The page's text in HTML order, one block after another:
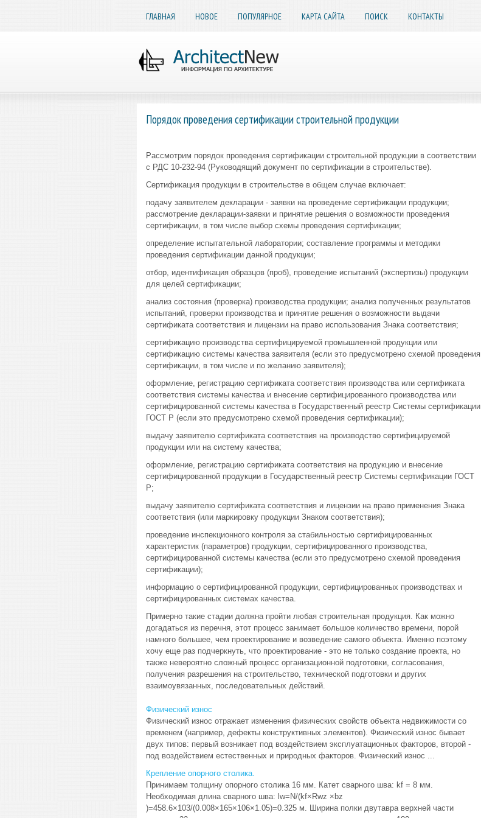
ГЛАВНАЯ НОВОЕ ПОПУЛЯРНОЕ КАРТА САЙТА ПОИСК КОНТАКТЫ
Порядок проведения сертификации строительной продукции
Рассмотрим порядок проведения сертификации строительной продукции в соответствии
с РДС 10-232-94 (Руководящий документ по сертификации в строительстве).
Сертификация продукции в строительстве в общем случае включает:
подачу заявителем декларации - заявки на проведение сертификации продукции;
рассмотрение декларации-заявки и принятие решения о возможности проведения
сертификации, в том числе выбор схемы проведения сертификации;
определение испытательной лаборатории; составление программы и методики
проведения сертификации данной продукции;
отбор, идентификация образцов (проб), проведение испытаний (экспертизы) продукции
для целей сертификации;
анализ состояния (проверка) производства продукции; анализ полученных результатов
испытаний, проверки производства и принятие решения о возможности выдачи
сертификата соответствия и лицензии на право использования Знака соответствия;
сертификацию производства сертифицируемой промышленной продукции или
сертификацию системы качества заявителя (если это предусмотрено схемой проведения
сертификации, в том числе и по желанию заявителя);
оформление, регистрацию сертификата соответствия производства или сертификата
соответствия системы качества и внесение сертифицированного производства или
сертифицированной системы качества в Государственный реестр Системы сертификации
ГОСТ Р (если это предусмотрено схемой проведения сертификации);
выдачу заявителю сертификата соответствия на производство сертифицируемой
продукции или на систему качества;
оформление, регистрацию сертификата соответствия на продукцию и внесение
сертифицированной продукции в Государственный реестр Системы сертификации ГОСТ
Р;
выдачу заявителю сертификата соответствия и лицензии на право применения Знака
соответствия (или маркировку продукции Знаком соответствия);
проведение инспекционного контроля за стабильностью сертифицированных
характеристик (параметров) продукции, сертифицированного производства,
сертифицированной системы качества (если это предусмотрено схемой проведения
сертификации);
информацию о сертифицированной продукции, сертифицированных производствах и
сертифицированных системах качества.
Примерно такие стадии должна пройти любая строительная продукция. Как можно
догадаться из перечня, этот процесс занимает большое количество времени, порой
намного большее, чем проектирование и возведение самого объекта. Именно поэтому
хочу еще раз подчеркнуть, что проектирование - это не только создание проекта, но
также невероятно сложный процесс организационной подготовки, согласования,
получения разрешения на строительство, технической подготовки и других
взаимоувязанных, последовательных действий.
Физический износ
Физический износ отражает изменения физических свойств объекта недвижимости со
временем (например, дефекты конструктивных элементов). Физический износ бывает
двух типов: первый возникает под воздействием эксплуатационных факторов, второй -
под воздействием естественных и природных факторов. Физический износ ...
Крепление опорного столика.
Принимаем толщину опорного столика 16 мм. Катет сварного шва: kf = 8 мм.
Необходимая длина сварного шва: lw=N/(kf×Rwz ×bz
)=458.6×103/(0.008×165×106×1.05)=0.325 м. Ширина полки двутавра верхней части